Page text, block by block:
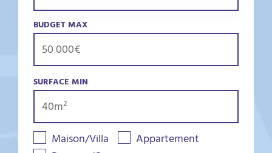
BUDGET MAX
SURFACE MIN
Maison/Villa
Appartement